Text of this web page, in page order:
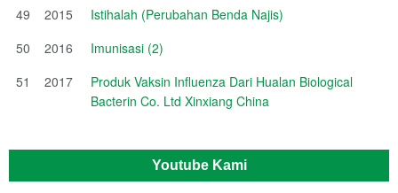
49
2015
Istihalah (Perubahan Benda Najis)
50
2016
Imunisasi (2)
51
2017
Produk Vaksin Influenza Dari Hualan Biological
Bacterin Co. Ltd Xinxiang China
Youtube Kami